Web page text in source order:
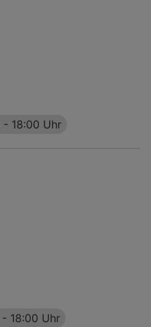
- 18:00 Uhr
- 18:00 Uhr